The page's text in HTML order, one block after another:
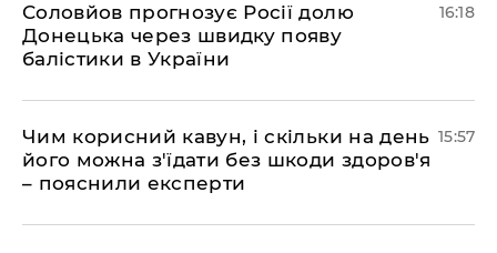
Соловйов прогнозує Росії долю
Донецька через швидку появу
балістики в України
16:18
Чим корисний кавун, і скільки на день
його можна з'їдати без шкоди здоров'я
– пояснили експерти
15:57